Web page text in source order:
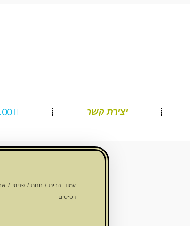
יצירת קשר
עמוד הבית/ חנות/ פנימי /
רסיסים